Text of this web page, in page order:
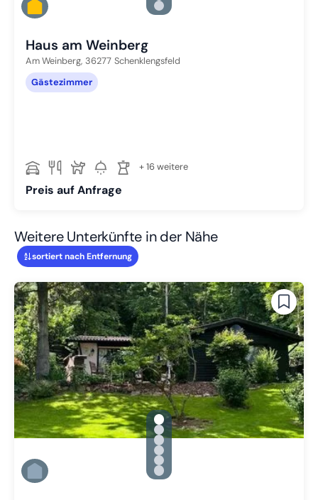
Zu Slide 4 wechseln
Zu Slide 5 wechseln
Haus am Weinberg
Am Weinberg, 36277 Schenklengsfeld
Gästezimmer
+ 16 weitere
Preis auf Anfrage
Weitere Unterkünfte in der Nähe
sortiert nach Entfernung
gallery.slide_selector
Zu Slide 1 wechseln
Zu Slide 2 wechseln
Zu Slide 3 wechseln
Zu Slide 4 wechseln
Zu Slide 5 wechseln
Zu Slide 6 wechseln